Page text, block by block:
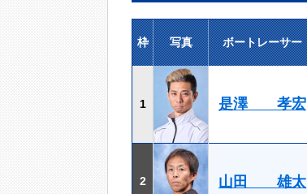
枠 写真 ボートレーサー
1 是澤 孝宏
2 山田 雄太